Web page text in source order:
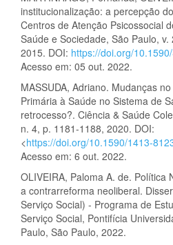
institucionalização: a percepção
Centros de Atenção Psicossocial
Saúde e Sociedade, São Paulo,
2015. DOI: https://doi.org/
Acesso em: 05 out. 2022.
MASSUDA, Adriano. Mudanças
Primária à Saúde no Sistema de
retrocesso?. Ciência & Saúde
n. 4, p. 1181-1188, 2020. DOI:
<https://doi.org/10.1590/1413-
Acesso em: 6 out. 2022.
OLIVEIRA, Paloma A. de. Política
a contrarreforma neoliberal.
Serviço Social) - Programa de
Serviço Social, Pontifícia
Paulo, São Paulo, 2022.